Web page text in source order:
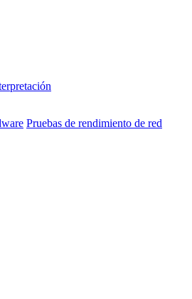
Pruebas de rendimiento de red